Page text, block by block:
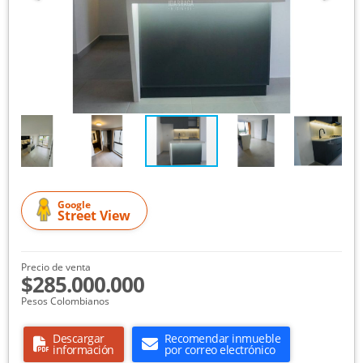
Google
Street View
Precio de venta
$285.000.000
Pesos Colombianos
Descargar
información
Recomendar inmueble
por correo electrónico